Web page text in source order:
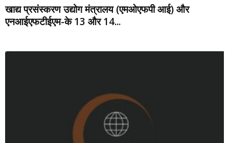
खाद्य प्रसंस्करण उद्योग मंत्रालय (एमओएफपी आई) और
एनआईएफटीईएम-के 13 और 14...